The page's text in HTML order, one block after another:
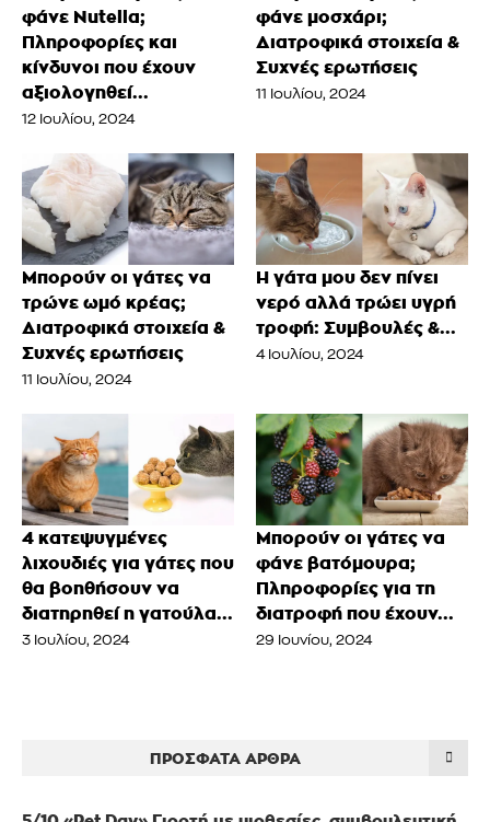
φάνε Nutella;
Πληροφορίες και
κίνδυνοι που έχουν
αξιολογηθεί...
12 Ιουλίου, 2024
φάνε μοσχάρι;
Διατροφικά στοιχεία &
Συχνές ερωτήσεις
11 Ιουλίου, 2024
Μπορούν οι γάτες να
τρώνε ωμό κρέας;
Διατροφικά στοιχεία &
Συχνές ερωτήσεις
11 Ιουλίου, 2024
Η γάτα μου δεν πίνει
νερό αλλά τρώει υγρή
τροφή: Συμβουλές &...
4 Ιουλίου, 2024
4 κατεψυγμένες
λιχουδιές για γάτες που
θα βοηθήσουν να
διατηρηθεί η γατούλα...
3 Ιουλίου, 2024
Μπορούν οι γάτες να
φάνε βατόμουρα;
Πληροφορίες για τη
διατροφή που έχουν...
29 Ιουνίου, 2024
ΠΡΌΣΦΑΤΑ ΆΡΘΡΑ